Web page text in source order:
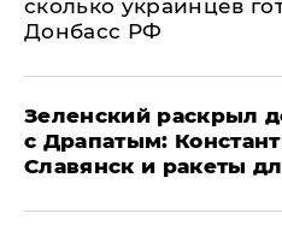
сколько украинцев
Донбасс РФ
​Зеленский раскрыл
с Драпатым:
Славянск и ракеты